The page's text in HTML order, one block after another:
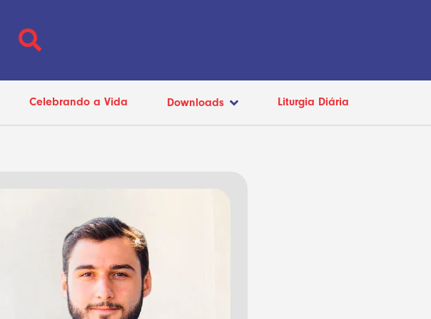
Celebrando a Vida Downloads Liturgia Diária